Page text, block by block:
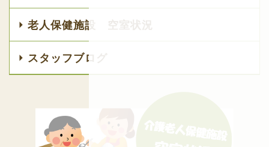
老人保健施設 空室状況
スタッフブログ